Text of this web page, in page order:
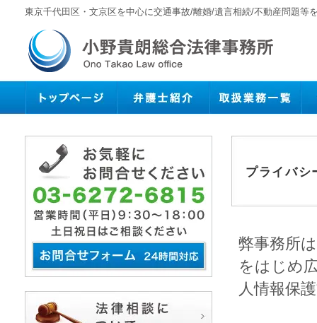
東京千代田区・文京区を中心に交通事故/離婚/遺言相続/不動産問題等
プライバシ
弊事務所
をはじめ
人情報保